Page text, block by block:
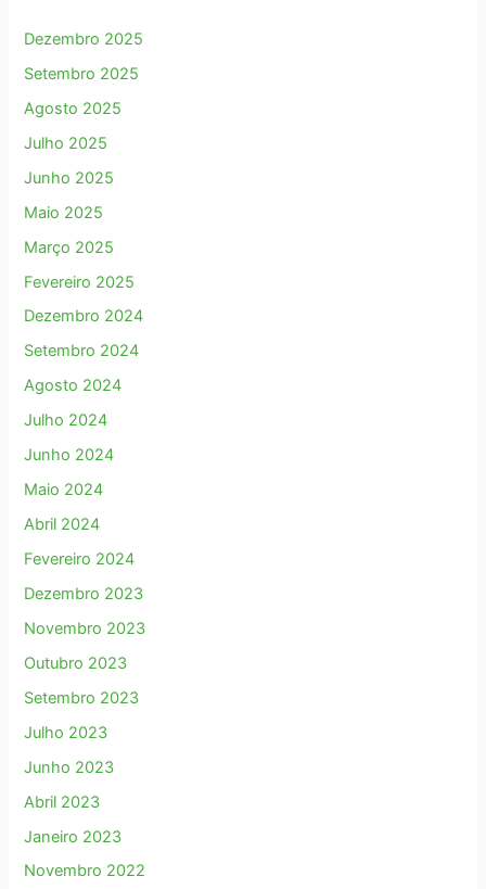
Dezembro 2025
Setembro 2025
Agosto 2025
Julho 2025
Junho 2025
Maio 2025
Março 2025
Fevereiro 2025
Dezembro 2024
Setembro 2024
Agosto 2024
Julho 2024
Junho 2024
Maio 2024
Abril 2024
Fevereiro 2024
Dezembro 2023
Novembro 2023
Outubro 2023
Setembro 2023
Julho 2023
Junho 2023
Abril 2023
Janeiro 2023
Novembro 2022